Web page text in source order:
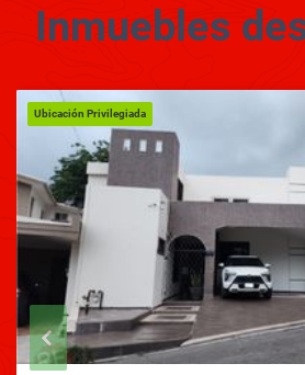
Inmuebles
Ubicación Privilegiada